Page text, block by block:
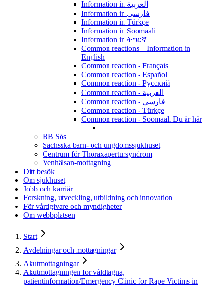
Information in العربية
Information in فارسی
Information in Türkçe
Information in Soomaali
Information in ትግርኛ
Common reactions – Information in
English
Common reaction - Français
Common reaction - Español
Common reaction - Pусский
Common reaction - العربية
Common reaction - فارسی
Common reaction - Türkçe
Common reaction - Soomaali Du är här
BB Sös
Sachsska barn- och ungdomssjukhuset
Centrum för Thoraxapertursyndrom
Venhälsan-mottagning
Ditt besök
Om sjukhuset
Jobb och karriär
Forskning, utveckling, utbildning och innovation
För vårdgivare och myndigheter
Om webbplatsen
Start
Avdelningar och mottagningar
Akutmottagningar
Akutmottagningen för våldtagna,
patientinformation/Emergency Clinic for Rape Victims in